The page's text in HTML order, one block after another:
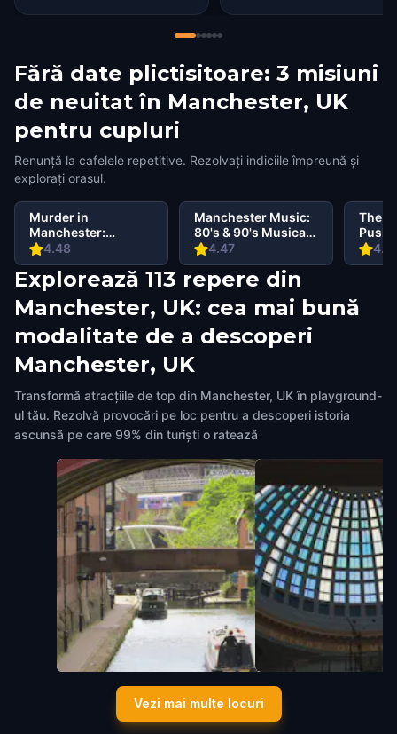
Fără date plictisitoare: 3 misiuni
de neuitat în Manchester, UK
pentru cupluri
Renunță la cafelele repetitive. Rezolvați indiciile împreună și
explorați orașul.
4.48
Murder in
Manchester:
Discover the City's
Gruesome Past
4.47
Manchester Music:
80's & 90's Musical
Tour
The
Truth
Explorează 113 repere din
Manchester, UK: cea mai bună
modalitate de a descoperi
Manchester, UK
Transformă atracțiile de top din Manchester, UK în playground-
ul tău. Rezolvă provocări pe loc pentru a descoperi istoria
ascunsă pe care 99% din turiști o ratează
The Rochdale Canal St Tow
Path Bridge
Manchester, UK,United Kingdom
Royal Exchange
Vezi mai multe locuri